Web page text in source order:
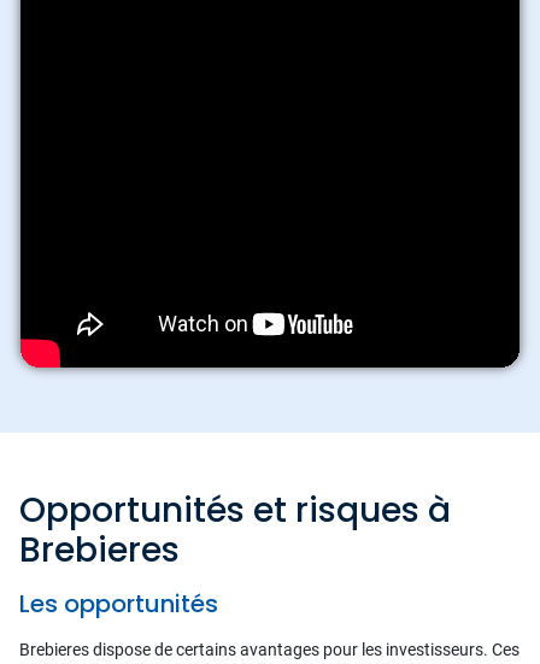
Opportunités et risques à
Brebieres
Les opportunités
Brebieres dispose de certains avantages pour les investisseurs. Ces